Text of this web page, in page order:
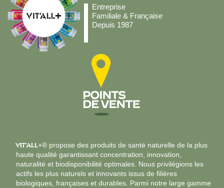
Entreprise
Familiale & Française
Depuis 1987
VIT’ALL+® propose des produits de santé naturelle de la plus
haute qualité garantissant concentration, innovation,
naturalité et biodisponibilité optimales. Nous privilégions les
actifs les plus naturels et innovants issus de filières
biologiques, françaises et durables. Parmi notre large gamme